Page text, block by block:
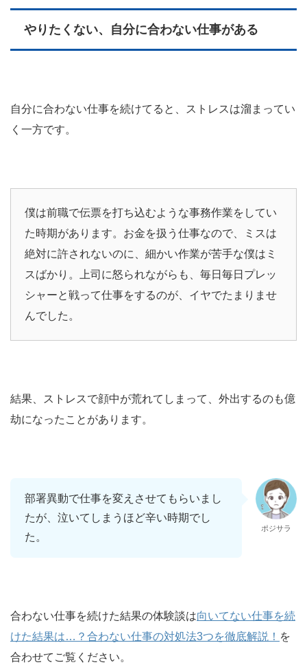
やりたくない、自分に合わない仕事がある
自分に合わない仕事を続けてると、ストレスは溜まってい
く一方です。
僕は前職で伝票を打ち込むような事務作業をしてい
た時期があります。お金を扱う仕事なので、ミスは
絶対に許されないのに、細かい作業が苦手な僕はミ
スばかり。上司に怒られながらも、毎日毎日プレッ
シャーと戦って仕事をするのが、イヤでたまりませ
んでした。
結果、ストレスで顔中が荒れてしまって、外出するのも億
劫になったことがあります。
部署異動で仕事を変えさせてもらいまし
たが、泣いてしまうほど辛い時期でし
た。
ポジサラ
合わない仕事を続けた結果の体験談は向いてない仕事を続
けた結果は…？合わない仕事の対処法3つを徹底解説！ を
合わせてご覧ください。